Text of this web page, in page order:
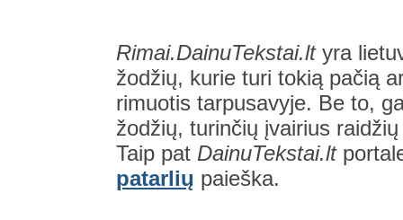
Rimai.DainuTekstai.ltyra
žodžių, kurie turi tokią pačią
rimuotis tarpusavyje. Be to,
žodžių, turinčių įvairius
Taip pat DainuTekstai.lt
patarlių paieška.